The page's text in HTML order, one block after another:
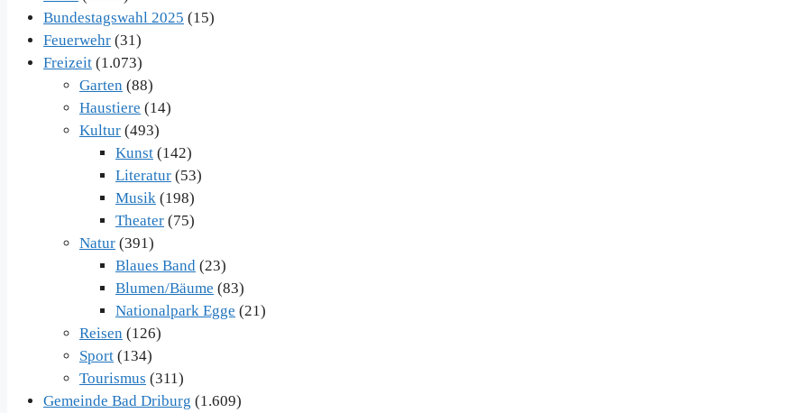
Bundestagswahl 2025 (15)
Feuerwehr (31)
Freizeit (1.073)
Garten (88)
Haustiere (14)
Kultur (493)
Kunst (142)
Literatur (53)
Musik (198)
Theater (75)
Natur (391)
Blaues Band (23)
Blumen/Bäume (83)
Nationalpark Egge (21)
Reisen (126)
Sport (134)
Tourismus (311)
Gemeinde Bad Driburg (1.609)